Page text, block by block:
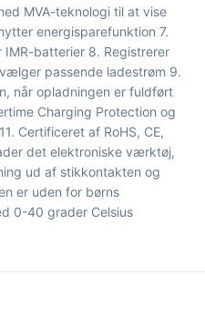
MVA-teknologi til at vise
energisparefunktion 7.
batterier 8. Registrerer
passende ladestrøm 9.
når opladningen er fuldført
Charging Protection og
Certificeret af RoHS, CE,
det elektroniske værktøj,
ud af stikkontakten og
er uden for børns
0-40 grader Celsius